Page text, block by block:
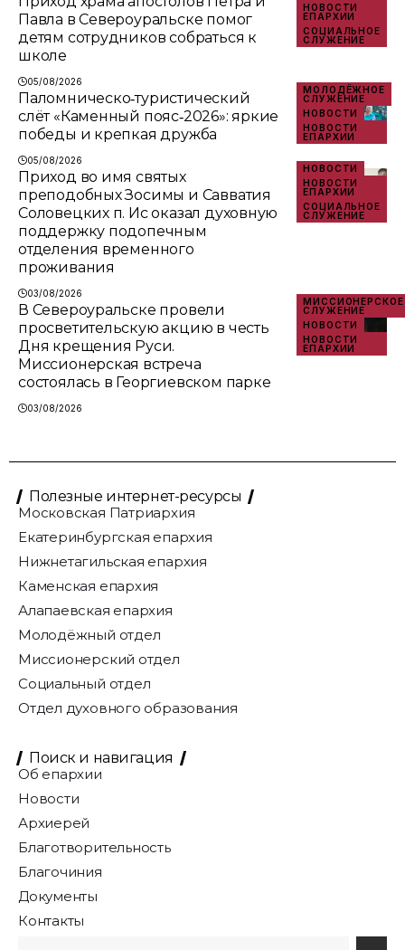
НОВОСТИ
ЕПАРХИИ
СОЦИАЛЬНОЕ
СЛУЖЕНИЕ
Павла в Североуральске помог
детям сотрудников собраться к
школе
05/08/2026
МОЛОДЁЖНОЕ
СЛУЖЕНИЕ
НОВОСТИ
НОВОСТИ
ЕПАРХИИ
Паломническо‑туристический
слёт «Каменный пояс‑2026»: яркие
победы и крепкая дружба
05/08/2026
НОВОСТИ
НОВОСТИ
ЕПАРХИИ
СОЦИАЛЬНОЕ
СЛУЖЕНИЕ
Приход во имя святых
преподобных Зосимы и Савватия
Соловецких п. Ис оказал духовную
поддержку подопечным
отделения временного
проживания
03/08/2026
МИССИОНЕРСКОЕ
СЛУЖЕНИЕ
НОВОСТИ
НОВОСТИ
ЕПАРХИИ
В Североуральске провели
просветительскую акцию в честь
Дня крещения Руси.
Миссионерская встреча
состоялась в Георгиевском парке
03/08/2026
Полезные интернет-ресурсы
Московская Патриархия
Екатеринбургская епархия
Нижнетагильская епархия
Каменская епархия
Алапаевская епархия
Молодёжный отдел
Миссионерский отдел
Социальный отдел
Отдел духовного образования
Поиск и навигация
Об епархии
Новости
Архиерей
Благотворительность
Благочиния
Документы
Контакты